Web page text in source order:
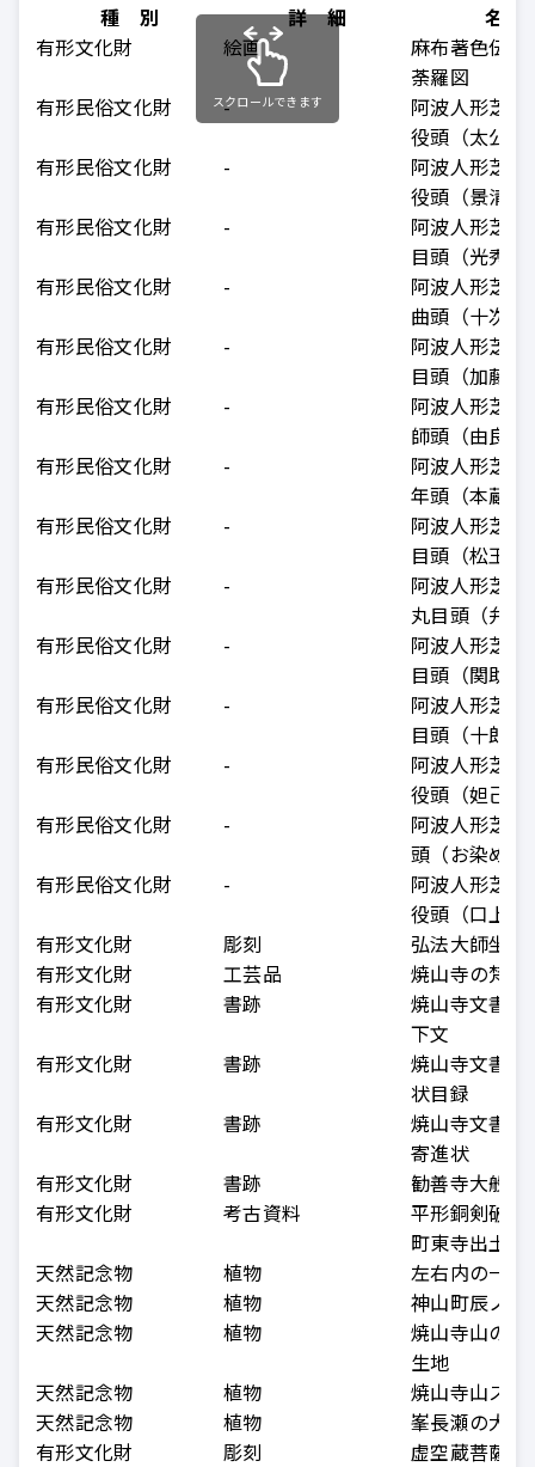
種 別 詳 細
名
有形文化財
絵画
麻布著色伝帝
荼羅図
有形民俗文化財
-
阿波人形芝
役頭（太公望
有形民俗文化財
-
阿波人形芝
役頭（景清）
有形民俗文化財
-
阿波人形芝
目頭（光秀）
有形民俗文化財
-
阿波人形芝
曲頭（十次郎
有形民俗文化財
-
阿波人形芝
目頭（加藤正
有形民俗文化財
-
阿波人形芝
師頭（由良之
有形民俗文化財
-
阿波人形芝
年頭（本蔵）
有形民俗文化財
-
阿波人形芝
目頭（松王丸
有形民俗文化財
-
阿波人形芝
丸目頭（弁慶
有形民俗文化財
-
阿波人形芝
目頭（関助）
有形民俗文化財
-
阿波人形芝
目頭（十郎兵
有形民俗文化財
-
阿波人形芝
役頭（妲己）
有形民俗文化財
-
阿波人形芝
頭（お染め）
有形民俗文化財
-
阿波人形芝
役頭（口上）
有形文化財
彫刻
弘法大師坐像
有形文化財
工芸品
焼山寺の梵鐘
有形文化財
書跡
焼山寺文書
下文
有形文化財
書跡
焼山寺文書寺
状目録
有形文化財
書跡
焼山寺文書佐
寄進状
有形文化財
書跡
勧善寺大般若
有形文化財
考古資料
平形銅剣破片
町東寺出土）
天然記念物
植物
左右内の一本
天然記念物
植物
神山町辰ノ宮
天然記念物
植物
焼山寺山のフ
生地
天然記念物
植物
焼山寺山スギ
天然記念物
植物
峯長瀬の大ケ
有形文化財
彫刻 虚空蔵菩薩坐
スクロールできます